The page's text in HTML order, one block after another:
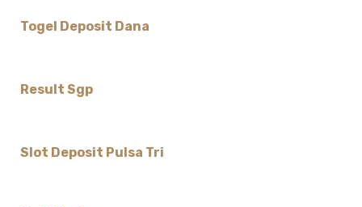
Togel Deposit Dana
Result Sgp
Slot Deposit Pulsa Tri